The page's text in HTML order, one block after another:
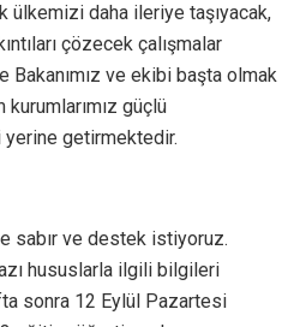
ülkemizi daha ileriye taşıyacak,
çözecek çalışmalar
ve ekibi başta olmak
güçlü
getirmektedir.
sabır ve destek istiyoruz.
hususlarla ilgili bilgileri
sonra 12 Eylül Pazartesi